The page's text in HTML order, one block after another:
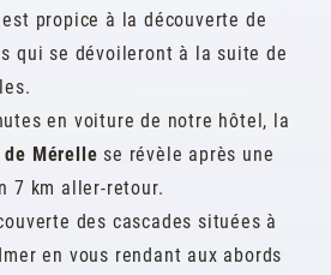
propice à la découverte de
qui se dévoileront à la suite de
en voiture de notre hôtel, la
de Mérelle se révèle après une
7 km aller-retour.
des cascades situées à
en vous rendant aux abords